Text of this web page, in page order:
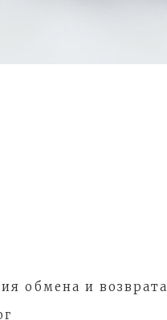
обмена и возврата